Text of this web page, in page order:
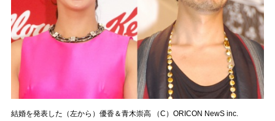
結婚を発表した（左から）優香＆青木崇高 （C）ORICON NewS inc.